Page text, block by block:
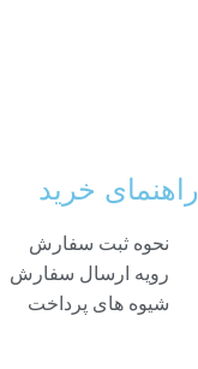
راهنمای خرید
نحوه ثبت سفارش
رویه ارسال سفارش
شیوه های پرداخت